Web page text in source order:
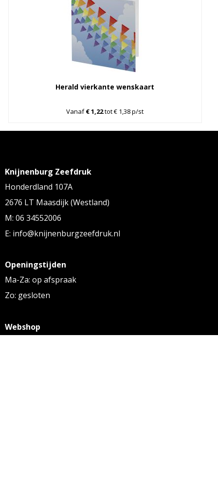
Herald vierkante wenskaart
Vanaf€ 1,22tot € 1,38 p/st
Knijnenburg Zeefdruk
Honderdland 107A
2676 LT Maasdijk (Westland)
M: 06 34552006
E: info@knijnenburgzeefdruk.nl
Openingstijden
Ma-Za: op afspraak
Zo: gesloten
Webshop